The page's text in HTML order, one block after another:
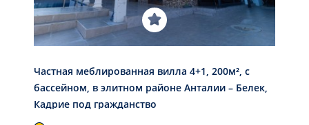
Частная меблированная вилла 4+1, 200м², с
бассейном, в элитном районе Анталии – Белек,
Кадрие под гражданство